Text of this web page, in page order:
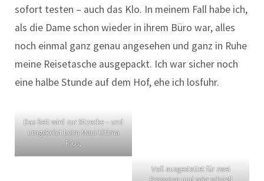
sofort testen – auch das Klo. In meinem Fall habe ich,
als die Dame schon wieder in ihrem Büro war, alles
noch einmal ganz genau angesehen und ganz in Ruhe
meine Reisetasche ausgepackt. Ich war sicher noch
eine halbe Stunde auf dem Hof, ehe ich losfuhr.
Das Bett wird zur Sitzecke – und
umgekehrt beim Maui Ultima
Plus,
Voll ausgestattet für zwei